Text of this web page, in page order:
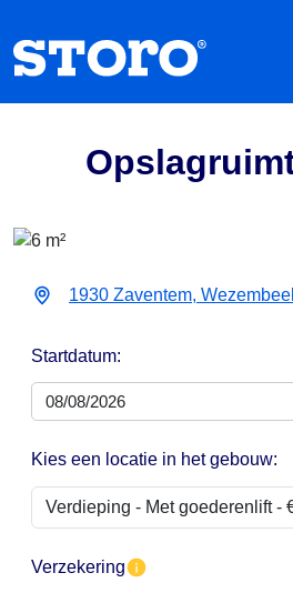
1930 Zaventem,
Startdatum:
Kies een locatie in het gebouw:
Verzekering